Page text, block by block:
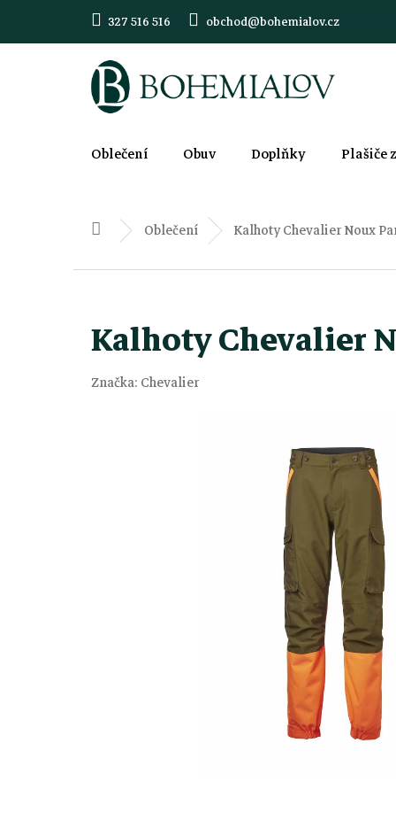
327 516 516 obchod@bohemialov.cz
Oblečení Obuv Doplňky Plašiče
Domů Oblečení Kalhoty Chevalier Noux
Kalhoty Chevalier
Značka: Chevalier